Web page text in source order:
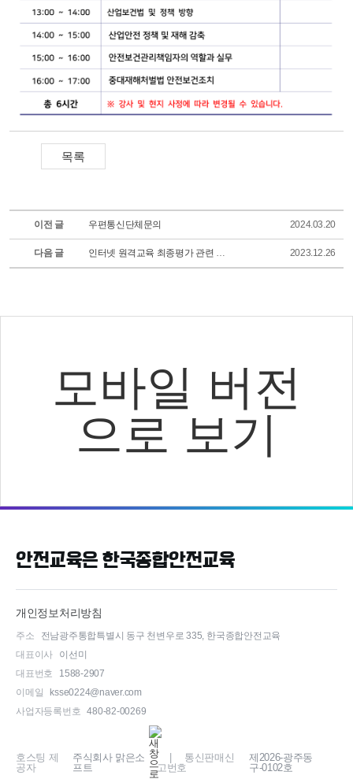
이전 글 우편통신단체문의 2024.03.20
다음 글 인터넷 원격교육 최종평가 관련 안내 2023.12.26
모바일 버전
으로 보기
안전교육은 한국종합안전교육
개인정보처리방침
주소
전남광주통합특별시 동구 천변우로 335, 한국종합안전교육
대표이사
이선미
대표번호
1588-2907
이메일
ksse0224@naver.com
사업자등록번호 480-82-00269
호스팅 제
공자
주식회사 맑은소
프트
| 통신판매신
고번호
제2026-광주동
구-0102호